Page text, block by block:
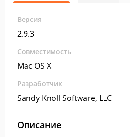
Версия
2.9.3
Совместимость
Mac OS X
Разработчик
Sandy Knoll Software, LLC
Описание